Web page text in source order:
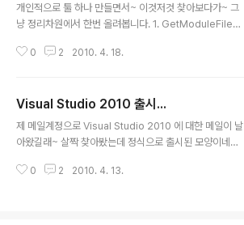
개인적으로 툴 하나 만들면서~ 이것저것 찾아보다가~ 그
냥 정리차원에서 한번 올려봅니다. 1. GetModuleFileNa
eNameEx( __in HANDLE hProcess, __in HMODU
서 사용가능. - 프로세스뿐만 아니라 로딩된 모듈의 경로까
지 지원하는 범용 함수. - 프로세스 PEB 의 PEB_LDR_D
ATA 의 리스트를 돌면서 LDR_DATA_TABLE_ENTRY
ationProcess 사용 : Proc..
0 2 2010. 4. 18.
Visual Studio 2010 출시...
제 메일계정으로 Visual Studio 2010 에 대한 메일이 날
아왔길래~ 살짝 찾아봤는데 정식으로 출시된 모양이네요~
park.com) 에 들어가봤는데~~ 보란듯이~ 등록이 되어
0 2 2010. 4. 13.